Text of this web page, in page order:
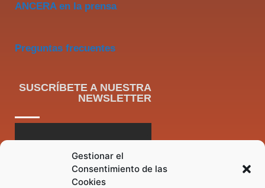
Gestionar el
Consentimiento de las
Cookies
ANCERA en la prensa
Preguntas frecuentes
SUSCRÍBETE A NUESTRA
NEWSLETTER